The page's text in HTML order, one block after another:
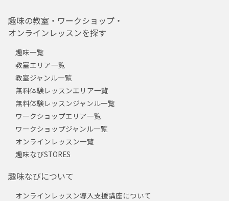
趣味の教室・ワークショップ・
オンラインレッスンを探す
趣味一覧
教室エリア一覧
教室ジャンル一覧
無料体験レッスンエリア一覧
無料体験レッスンジャンル一覧
ワークショップエリア一覧
ワークショップジャンル一覧
オンラインレッスン一覧
趣味なびSTORES
趣味なびについて
オンラインレッスン導入支援講座について